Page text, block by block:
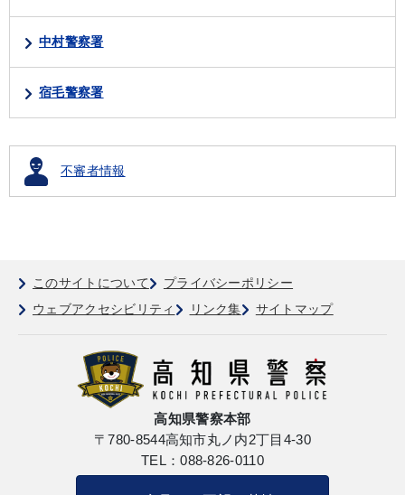
中村警察署
宿毛警察署
不審者情報
このサイトについて
プライバシーポリシー
ウェブアクセシビリティ
リンク集 サイトマップ
高知県警察本部
〒780-8544高知市丸ノ内2丁目4-30
TEL：088-826-0110